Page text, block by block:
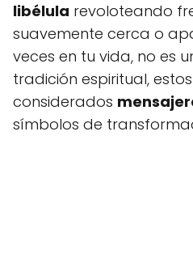
libélula revoloteando
suavemente cerca o
veces en tu vida, no es
tradición espiritual,
considerados
símbolos de